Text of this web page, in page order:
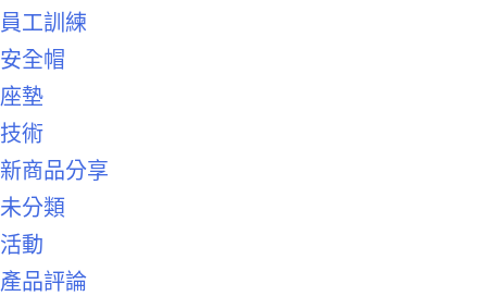
員工訓練
安全帽
座墊
技術
新商品分享
未分類
活動
產品評論